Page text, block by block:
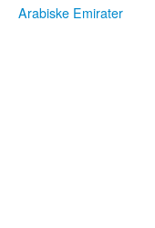
Arabiske Emirater